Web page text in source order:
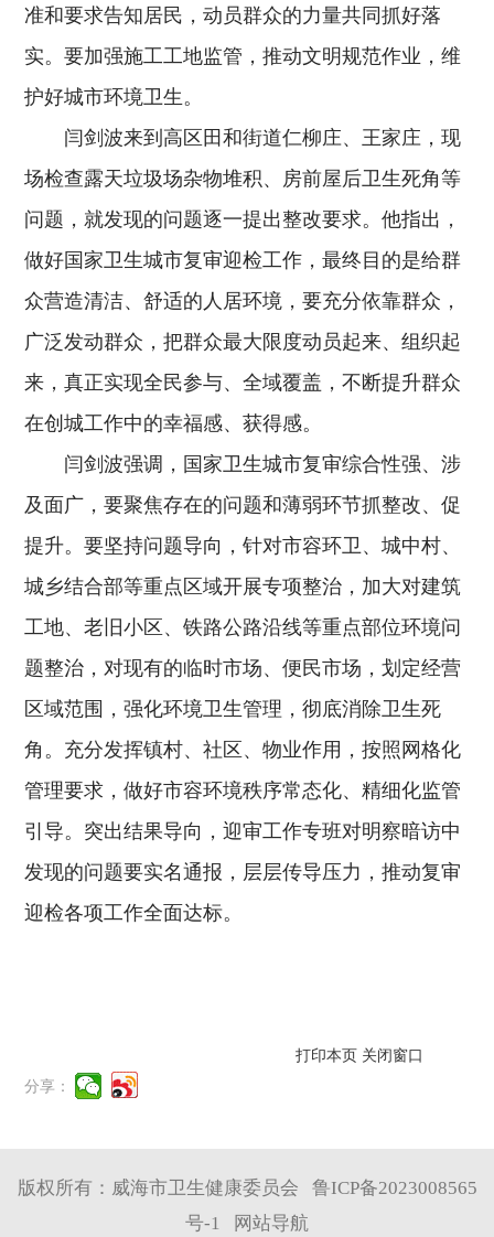
准和要求告知居民，动员群众的力量共同抓好落
实。要加强施工工地监管，推动文明规范作业，维
护好城市环境卫生。
闫剑波来到高区田和街道仁柳庄、王家庄，现
场检查露天垃圾场杂物堆积、房前屋后卫生死角等
问题，就发现的问题逐一提出整改要求。他指出，
做好国家卫生城市复审迎检工作，最终目的是给群
众营造清洁、舒适的人居环境，要充分依靠群众，
广泛发动群众，把群众最大限度动员起来、组织起
来，真正实现全民参与、全域覆盖，不断提升群众
在创城工作中的幸福感、获得感。
闫剑波强调，国家卫生城市复审综合性强、涉
及面广，要聚焦存在的问题和薄弱环节抓整改、促
提升。要坚持问题导向，针对市容环卫、城中村、
城乡结合部等重点区域开展专项整治，加大对建筑
工地、老旧小区、铁路公路沿线等重点部位环境问
题整治，对现有的临时市场、便民市场，划定经营
区域范围，强化环境卫生管理，彻底消除卫生死
角。充分发挥镇村、社区、物业作用，按照网格化
管理要求，做好市容环境秩序常态化、精细化监管
引导。突出结果导向，迎审工作专班对明察暗访中
发现的问题要实名通报，层层传导压力，推动复审
迎检各项工作全面达标。
打印本页 关闭窗口
分享：
版权所有：威海市卫生健康委员会
鲁ICP备2023008565
号-1
网站导航